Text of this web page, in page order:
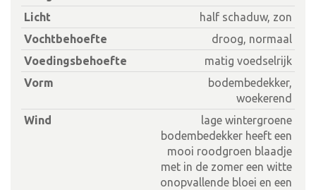
Licht
half schaduw, zon
Vochtbehoefte
droog, normaal
Voedingsbehoefte
matig voedselrijk
Vorm
bodembedekker,
woekerend
Wind
lage wintergroene
bodembedekker heeft een
mooi roodgroen blaadje
met in de zomer een witte
onopvallende bloei en een